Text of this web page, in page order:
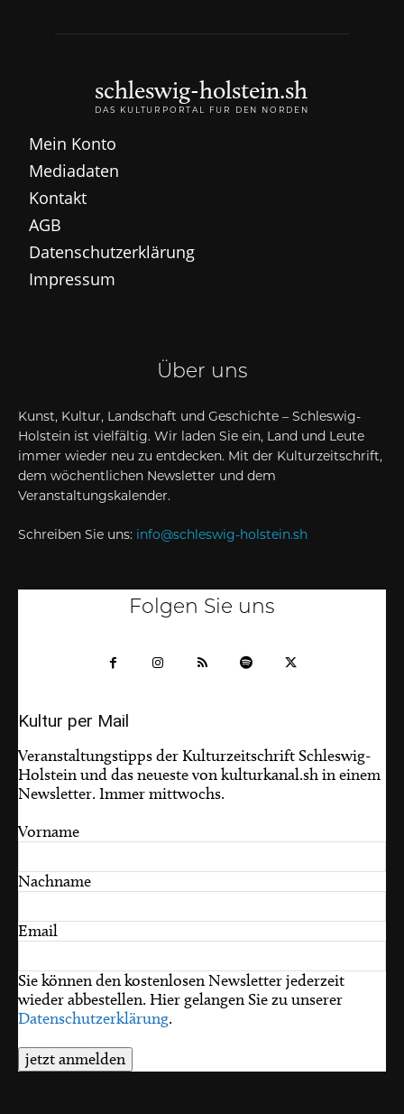
schleswig-holstein.sh
DAS KULTURPORTAL FÜR DEN NORDEN
Mein Konto
Mediadaten
Kontakt
AGB
Datenschutzerklärung
Impressum
Über uns
Kunst, Kultur, Landschaft und Geschichte – Schleswig-
Holstein ist vielfältig. Wir laden Sie ein, Land und Leute
immer wieder neu zu entdecken. Mit der Kulturzeitschrift,
dem wöchentlichen Newsletter und dem
Veranstaltungskalender.
Schreiben Sie uns: info@schleswig-holstein.sh
Folgen Sie uns
Kultur per Mail
Veranstaltungstipps der Kulturzeitschrift Schleswig-
Holstein und das neueste von kulturkanal.sh in einem
Newsletter. Immer mittwochs.
Vorname
Nachname
Email
Sie können den kostenlosen Newsletter jederzeit
wieder abbestellen. Hier gelangen Sie zu unserer
Datenschutzerklärung.
jetzt anmelden